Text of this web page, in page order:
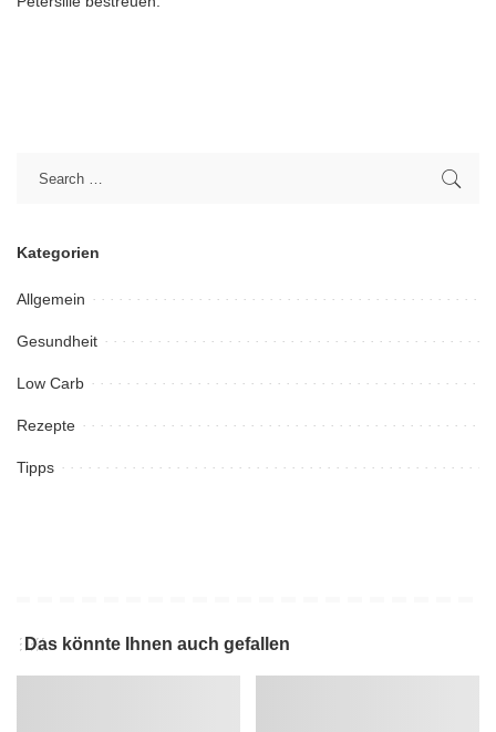
Kategorien
Allgemein
Gesundheit
Low Carb
Rezepte
Tipps
Das könnte Ihnen auch gefallen